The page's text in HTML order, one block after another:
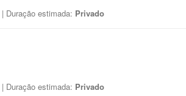
| Duração estimada: Privado
| Duração estimada: Privado